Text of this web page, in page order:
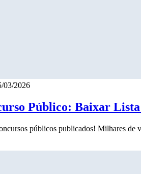
03/2026
Público: Baixar
públicos publicados! Milhares de